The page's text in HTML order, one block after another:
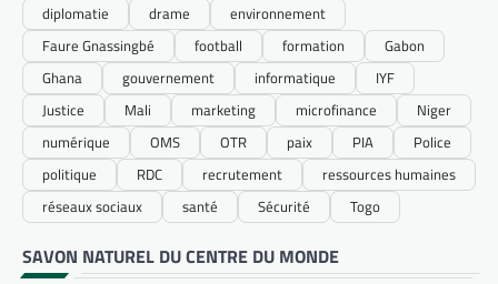
diplomatie
drame
environnement
Faure Gnassingbé
football formation
Gabon
Ghana
gouvernement informatique
IYF
Justice
Mali marketing microfinance
Niger
numérique
OMS OTR paix PIA
Police
politique
RDC recrutement
ressources humaines
réseaux sociaux
santé Sécurité Togo
SAVON NATUREL DU CENTRE DU MONDE